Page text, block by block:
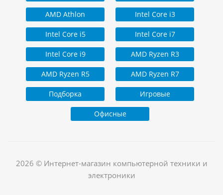
AMD Athlon Intel Core i3
Intel Core i5 Intel Core i7
Intel Core i9 AMD Ryzen R3
AMD Ryzen R5 AMD Ryzen R7
Подборка Игровые
Офисные
2026 © Интернет-магазин компьютерной техники и
электроники